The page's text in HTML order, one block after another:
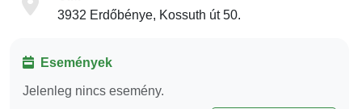
3932 Erdőbénye, Kossuth út 50.
Események
Jelenleg nincs esemény.